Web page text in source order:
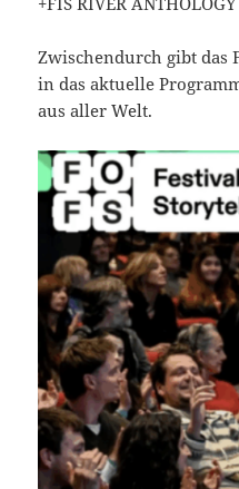
Zwischendurch gibt das
in das aktuelle
aus aller Welt.